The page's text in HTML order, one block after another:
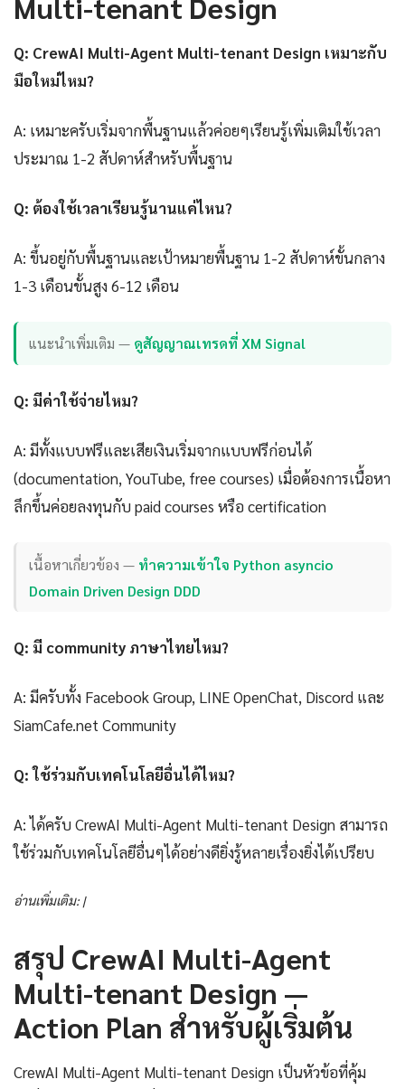
Q: CrewAI Multi-Agent Multi-tenant Design เหมาะกับ
มือใหม่ไหม?
A: เหมาะครับเริ่มจากพื้นฐานแล้วค่อยๆเรียนรู้เพิ่มเติมใช้เวลา
ประมาณ 1-2 สัปดาห์สำหรับพื้นฐาน
Q: ต้องใช้เวลาเรียนรู้นานแค่ไหน?
A: ขึ้นอยู่กับพื้นฐานและเป้าหมายพื้นฐาน 1-2 สัปดาห์ขั้นกลาง
1-3 เดือนขั้นสูง 6-12 เดือน
แนะนำเพิ่มเติม — ดูสัญญาณเทรดที่ XM Signal
Q: มีค่าใช้จ่ายไหม?
A: มีทั้งแบบฟรีและเสียเงินเริ่มจากแบบฟรีก่อนได้
(documentation, YouTube, free courses) เมื่อต้องการเนื้อหา
ลึกขึ้นค่อยลงทุนกับ paid courses หรือ certification
เนื้อหาเกี่ยวข้อง — ทำความเข้าใจ Python asyncio
Domain Driven Design DDD
Q: มี community ภาษาไทยไหม?
A: มีครับทั้ง Facebook Group, LINE OpenChat, Discord และ
SiamCafe.net Community
Q: ใช้ร่วมกับเทคโนโลยีอื่นได้ไหม?
A: ได้ครับ CrewAI Multi-Agent Multi-tenant Design สามารถ
ใช้ร่วมกับเทคโนโลยีอื่นๆได้อย่างดียิ่งรู้หลายเรื่องยิ่งได้เปรียบ
อ่านเพิ่มเติม: |
สรุป CrewAI Multi-Agent
Multi-tenant Design —
Action Plan สำหรับผู้เริ่มต้น
CrewAI Multi-Agent Multi-tenant Design เป็นหัวข้อที่คุ้ม